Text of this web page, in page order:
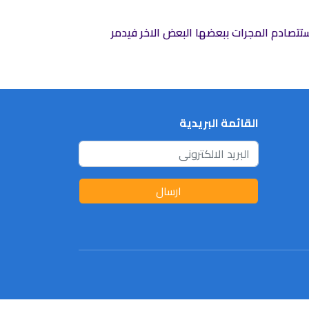
المجرات ببعضها البعض الاخر فيدمر
القائمة البريدية
ارسال